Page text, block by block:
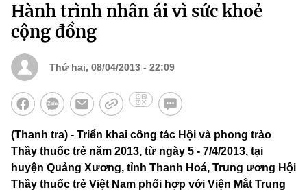
Hành trình nhân ái vì sức khoẻ
cộng đồng
Thứ hai, 08/04/2013 - 22:09
(Thanh tra) - Triển khai công tác Hội và phong trào
Thầy thuốc trẻ năm 2013, từ ngày 5 - 7/4/2013, tại
huyện Quảng Xương, tỉnh Thanh Hoá, Trung ương Hội
Thầy thuốc trẻ Việt Nam phối hợp với Viện Mắt Trung